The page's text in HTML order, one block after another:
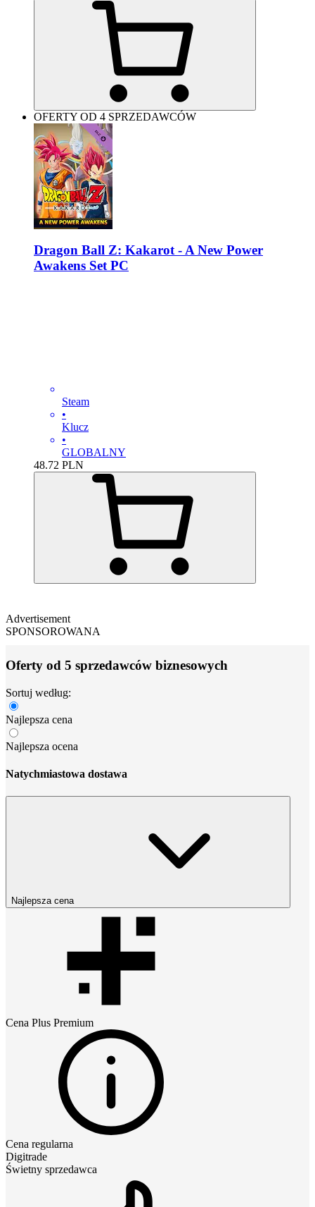
OFERTY OD 4 SPRZEDAWCÓW
Dragon Ball Z: Kakarot - A New Power
Awakens Set PC
Steam
•
Klucz
•
GLOBALNY
48.72 PLN
Advertisement
SPONSOROWANA
Oferty od 5 sprzedawców biznesowych
Sortuj według:
Najlepsza cena
Najlepsza ocena
Natychmiastowa dostawa
Najlepsza cena
Cena Plus Premium
Cena regularna
Digitrade
Świetny sprzedawca